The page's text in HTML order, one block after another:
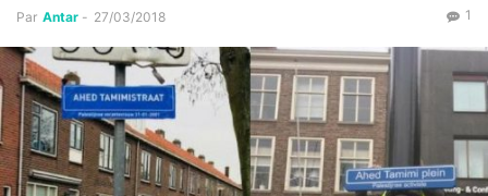
Par Antar - 27/03/2018 1